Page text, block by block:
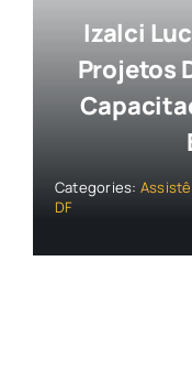
Izalci
Projetos
Categories:
DF